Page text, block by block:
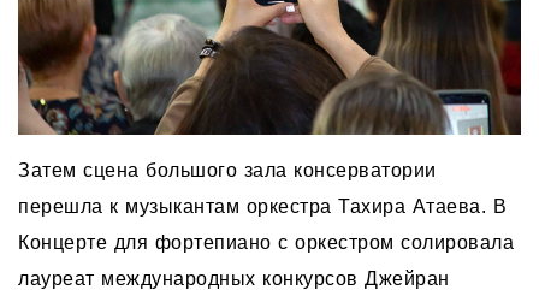
Затем сцена большого зала консерватории
перешла к музыкантам оркестра Тахира Атаева. В
Концерте для фортепиано с оркестром солировала
лауреат международных конкурсов Джейран